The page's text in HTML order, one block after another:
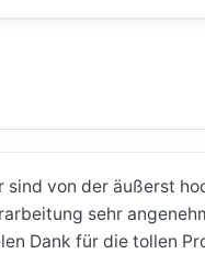
sind von der äußerst
sehr
Dank für die tollen